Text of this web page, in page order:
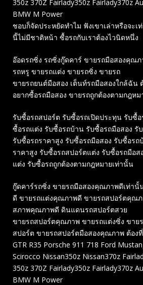
350z 370Z Fairlady350z Fairlady370z
BMW M Power
ชอบก็จัดประหยัดทำไม ฟังเขาเล่าหรือจะ
นี้ไม่มีชาติหน้า ซื้อรถกับเราต้องไวนิดหนึ่ง
อ๊อดรถซิ่ง รถซิ่งกู๊ดคาร์ ขายรถมือสองคุณ
รถหรู ขายรถแต่ง ขายรถซิ่ง ขายรถ
ขายรถยนต์มือสอง เต็นท์รถมือสองใกล้ฉัน
อยากซื้อรถมือสอง ขายรถถูกต้องตามกฎห
รับซื้อรถสปอร์ต รับซื้อรถเปิดประทุน รับซื้
ซื้อรถแต่ง รับซื้อรถบ้าน รับซื้อรถมือสอง รั
รับซื้อรถราคาสูง รับซื้อรถมือสอง รับซื้อร
ราคาสูง รับซื้อรถสปอร์ตแต่ง รับซื้อรถมือส
แต่ง รับซื้อรถถูกต้องตามกฎหมายเท่านั้น
กู๊ดคาร์รถซิ่ง ขายรถมือสองคุณภาพดีเท่า
ดี ขายรถแต่งคุณภาพดี ขายรถสปอร์ตคุณ
สภาพคุณภาพดี ดินแดนรถสปอร์ตสวย
ขายรถสปอร์ตคุณภาพ ขายรถแต่งซิ่ง ขาย
สปอร์ต ขายรถสปอร์ตมือสองคุณภาพ ต้อง
GTR R35 Porsche 911 718 Ford
Scirocco Nissan350z Nissan370z
350z 370Z Fairlady350z Fairlady370z
BMW M Power